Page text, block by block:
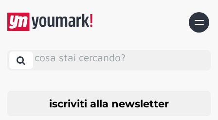
cosa stai cercando?
iscriviti alla newsletter